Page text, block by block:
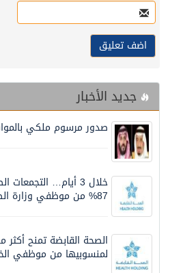
جديد الأخبار
صدور مرسوم ملكي
خلال 3 أيام…
87% من موظفي وزارة الصحة لعروض الانتقال
الصحة القابضة تمنح أكثر
لمنسوبيها من موظفي